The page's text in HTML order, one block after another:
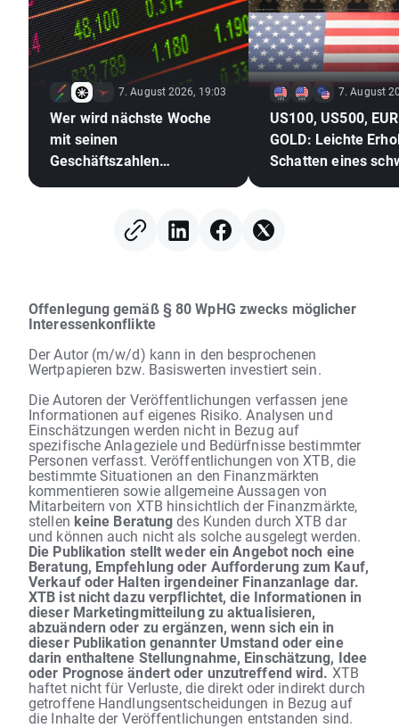
7. August 2026, 19:03
Wer wird nächste Woche
mit seinen
Geschäftszahlen
7. August
US100, US500,
GOLD: Leichte
Schatten eines
Offenlegung gemäß § 80 WpHG zwecks möglicher
Interessenkonflikte
Der Autor (m/w/d) kann in den besprochenen
Wertpapieren bzw. Basiswerten investiert sein.
Die Autoren der Veröffentlichungen verfassen jene
Informationen auf eigenes Risiko. Analysen und
Einschätzungen werden nicht in Bezug auf
spezifische Anlageziele und Bedürfnisse bestimmter
Personen verfasst. Veröffentlichungen von XTB, die
bestimmte Situationen an den Finanzmärkten
kommentieren sowie allgemeine Aussagen von
Mitarbeitern von XTB hinsichtlich der Finanzmärkte,
stellen keine Beratungdes Kunden durch XTB dar
und können auch nicht als solche ausgelegt werden.
Die Publikation stellt weder ein Angebot noch eine
Beratung, Empfehlung oder Aufforderung zum Kauf,
Verkauf oder Halten irgendeiner Finanzanlage dar.
XTB ist nicht dazu verpflichtet, die Informationen in
dieser Marketingmitteilung zu aktualisieren,
abzuändern oder zu ergänzen, wenn sich ein in
dieser Publikation genannter Umstand oder eine
darin enthaltene Stellungnahme, Einschätzung, Idee
oder Prognose ändert oder unzutreffend wird.XTB
haftet nicht für Verluste, die direkt oder indirekt durch
getroffene Handlungsentscheidungen in Bezug auf
die Inhalte der Veröffentlichungen entstanden sind.